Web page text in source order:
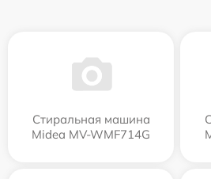
Стиральная машина
Midea MV-WMF714G